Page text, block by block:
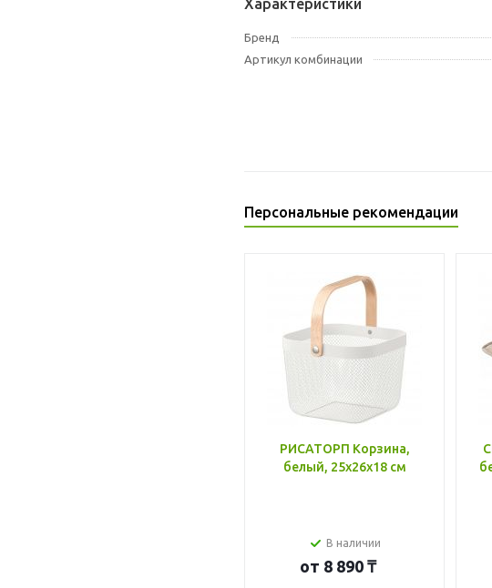
Характеристики
Бренд
Артикул комбинации
Персональные рекомендации
РИСАТОРП Корзина,
белый, 25x26x18 см
В наличии
от 8 890 ₸